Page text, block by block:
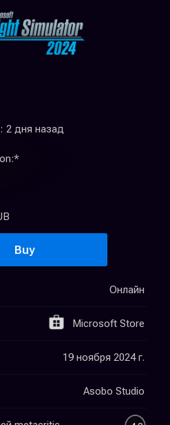
2 дня назад
*
Buy
Онлайн
Microsoft Store
19 ноября 2024 г.
Asobo Studio